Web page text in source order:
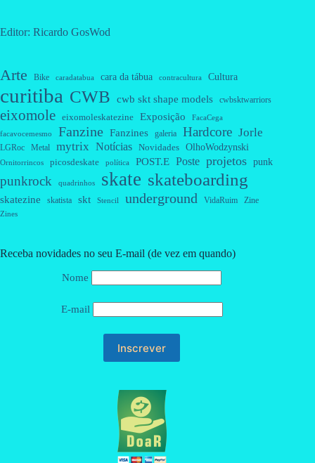
Editor: Ricardo GosWod
Arte Bike caradatabua cara da tábua contracultura Cultura
curitiba CWB cwb skt shape models cwbsktwarriors
eixomole eixomoleskatezine Exposição FacaCega
facavocemesmo Fanzine Fanzines galeria Hardcore Jorle
LGRoc Metal mytrix Notícias Novidades OlhoWodzynski
Ornitorrincos picosdeskate política POST.E Poste projetos punk
punkrock quadrinhos skate skateboarding
skatezine skatista skt Stencil underground VidaRuim Zine
Zines
Receba novidades no seu E-mail (de vez em quando)
Nome
E-mail